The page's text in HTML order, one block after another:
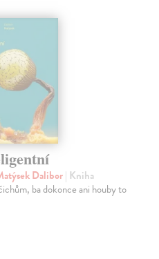
Dalibor| Kniha
ba dokonce ani houby to